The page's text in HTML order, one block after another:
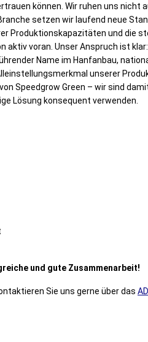
können. Wir ruhen uns nicht
setzen wir laufend neue
Produktionskapazitäten und die
aktiv voran. Unser Anspruch ist
Name im Hanfanbau,
unserer
Speedgrow Green – wir sind
Lösung konsequent verwenden.
und gute Zusammenarbeit!
Sie uns gerne über das